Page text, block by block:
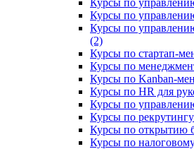
Курсы по
Курсы по
Курсы по
(2)
Курсы по стартап-
Курсы по
Курсы по Kanban-
Курсы по HR для
Курсы по
Курсы по
Курсы по открытию
Курсы по